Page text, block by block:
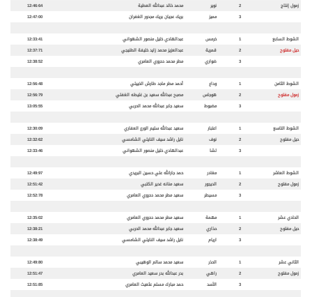
زمول إنتاج
2 نوير محمد خالد عبدالله العطية
12:46:64
3
مميز بريك عجيان بريك مجدور الغفران 12:47:00
الشوط السابع 1 خرمس عبدالهادي خليل منصور الشهواني
12:33:41
حيل مفتوح
2 قمرية عبدالعزيز محمد زايد خليفة الطنيجي
12:37:71
3
ضواري مطر محمد دحروي العامري 12:38:52
الشوط الثامن 1 وداع أحمد مطر ماجد طارش الخييلي
12:56:48
زمول مفتوح
2 هوجاس مصبح عبدالله سعيد بن غليطه الغفلي
12:56:79
3
مضبوط سعيد جابر عبدالله محمد الحربي 13:05:55
الشوط التاسع 1 اعتبار سعيد عبدالله سليم الورع العفاري
12:30:09
حيل مفتوح
2 نوف نايل راشد سيف النايلي الشامسي
12:32:62
3
لشا عبدالهادي خليل منصور الشهواني 12:33:46
الشوط العاشر 1 مغادر حمد جارالله علي حسين البريدي
12:49:97
زمول مفتوح
2 الديجور سعيد منانه غدير الكتبي
12:51:42
3
مسيطر سعيد مطر محمد دحروي العامري 12:52:78
الحادي عشر 1 مهمة سعيد مطر محمد دحروي العامري
12:35:02
حيل مفتوح
2 حذاري سعيد جابر عبدالله محمد الحربي
12:38:21
3
اريام نايل راشد سيف النايلي الشامسي 12:38:49
الثاني عشر 1 الحذر سعيد محمد سالم الوهيبي
12:49:80
زمول مفتوح
2 راهي بدر عبدالله بدر سعيد العامري
12:51:47
3
الأسد حمد مبارك مسلم عثعيث العامري 12:51:85